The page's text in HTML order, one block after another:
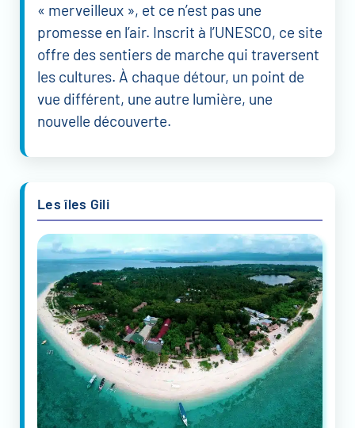
« merveilleux », et ce n’est pas une
promesse en l’air. Inscrit à l’UNESCO, ce site
offre des sentiers de marche qui traversent
les cultures. À chaque détour, un point de
vue différent, une autre lumière, une
nouvelle découverte.
Les îles Gili